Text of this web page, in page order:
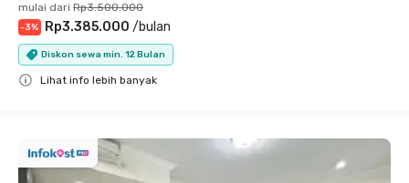
mulai dari Rp3.500.000
-3% Rp3.385.000 /bulan
Diskon sewa min. 12 Bulan
Lihat info lebih banyak